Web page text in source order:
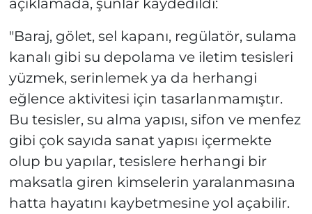
"Baraj, gölet, sel kapanı, regülatör, sulama
kanalı gibi su depolama ve iletim tesisleri
yüzmek, serinlemek ya da herhangi
eğlence aktivitesi için tasarlanmamıştır.
Bu tesisler, su alma yapısı, sifon ve menfez
gibi çok sayıda sanat yapısı içermekte
olup bu yapılar, tesislere herhangi bir
maksatla giren kimselerin yaralanmasına
hatta hayatını kaybetmesine yol açabilir.